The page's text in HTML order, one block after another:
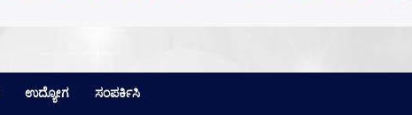
ಉದ್ಯೋಗ ಸಂಪರ್ಕಿಸಿ